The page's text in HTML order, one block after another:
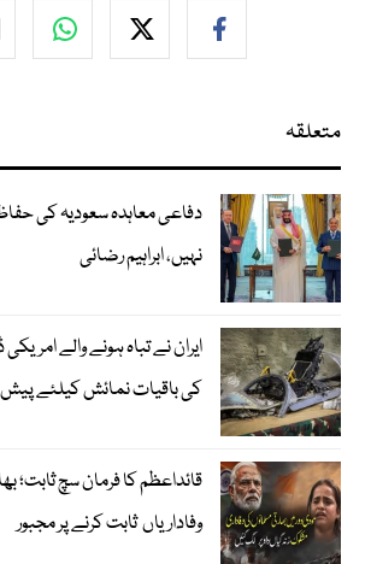
متعلقہ
دفاعی معاہدہ سعودیہ کی
نہیں، ابراہیم رضائی
ایران نے تباہ ہونے والے امریکی
کی باقیات نمائش کیلئے پیش
قائداعظم کا فرمان سچ ثابت؛
وفاداریاں ثابت کرنے پر مجبور